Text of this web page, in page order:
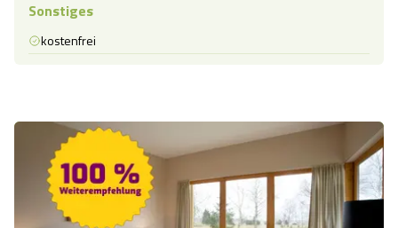
Sonstiges
kostenfrei